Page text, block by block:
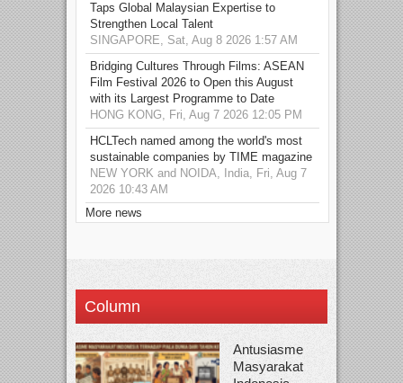
Taps Global Malaysian Expertise to
Strengthen Local Talent
SINGAPORE, Sat, Aug 8 2026 1:57 AM
Bridging Cultures Through Films: ASEAN
Film Festival 2026 to Open this August
with its Largest Programme to Date
HONG KONG, Fri, Aug 7 2026 12:05 PM
HCLTech named among the world's most
sustainable companies by TIME magazine
NEW YORK and NOIDA, India, Fri, Aug 7
2026 10:43 AM
More news
Column
Antusiasme
Masyarakat